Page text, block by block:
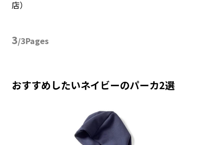
店）
3/3Pages
おすすめしたいネイビーのパーカ2選